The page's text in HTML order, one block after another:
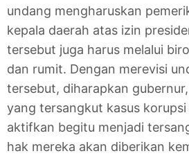
undang mengharuskan
kepala daerah atas izin
tersebut juga harus melalui
dan rumit. Dengan merevisi
tersebut, diharapkan
yang tersangkut kasus
aktifkan begitu menjadi
hak mereka akan diberikan